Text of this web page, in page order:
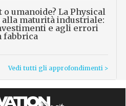
o umanoide? La Physical
alla maturità industriale:
e agli errori
fabbrica
Vedi tutti gli approfondimenti >